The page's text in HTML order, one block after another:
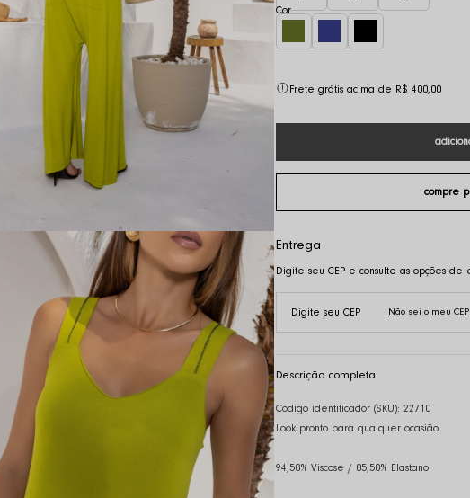
Frete grátis acima de R$ 400,00
Não sei o meu CEP
Descrição completa
Código identificador (SKU): 22710
Look pronto para qualquer ocasião
94,50% Viscose / 05,50% Elastano